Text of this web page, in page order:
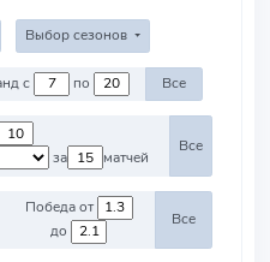
Выбор сезонов
Против команд с по Все
за
матчей
Все
Победа от
до
Все